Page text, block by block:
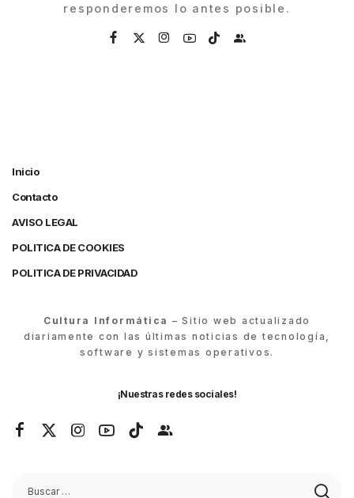
responderemos lo antes posible.
Inicio
Contacto
AVISO LEGAL
POLITICA DE COOKIES
POLITICA DE PRIVACIDAD
Cultura Informática – Sitio web actualizado
diariamente con las últimas noticias de tecnología,
software y sistemas operativos.
¡Nuestras redes sociales!